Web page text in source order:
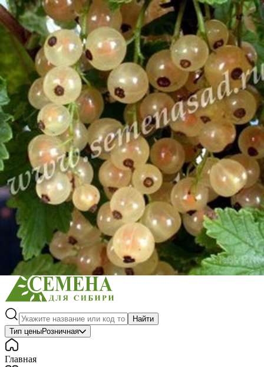
Выберите город
Обратный звонокЗаказать обратный звонок
Каталог
Семена
Грунты
Газонные травы, сидераты
Горшки, рассадники, аксессуары
Посадочный материал
Садовый инструмент, инвентарь
Консервирование
Средства защиты, удобрения, добавки, химия
Обустройство сада, декор
Найти
Тип ценыРозничная
Главная